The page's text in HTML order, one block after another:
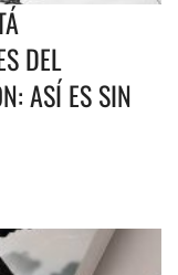
DEL
ASÍ ES SIN